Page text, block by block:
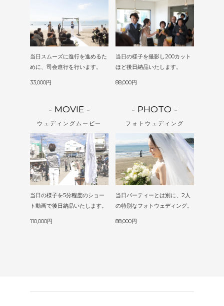
当日スムーズに進行を進めるた
めに、司会進行を行います。
33,000円
当日の様子を撮影し200カット
ほど後日納品いたします。
88,000円
- MOVIE -
ウェディングムービー
当日の様子を5分程度のショー
ト動画で後日納品いたします。
110,000円
- PHOTO -
フォトウェディング
当日パーティーとは別に、2人
の特別なフォトウェディング。
88,000円